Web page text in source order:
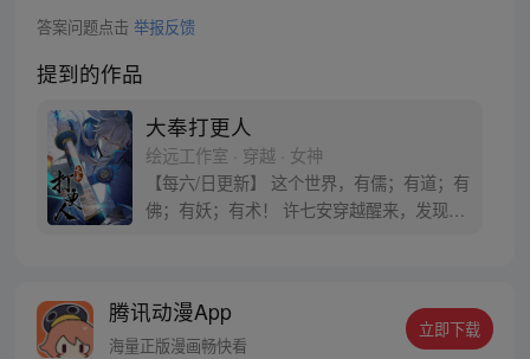
答案问题点击 举报反馈
提到的作品
大奉打更人
绘远工作室 · 穿越 · 女神
【每六/日更新】 这个世界，有儒；有道；有
佛；有妖；有术！ 许七安穿越醒来，发现自
者卖报小郎君同名小说 QQ群号：
799493374
腾讯动漫App
海量正版漫画畅快看
立即下载